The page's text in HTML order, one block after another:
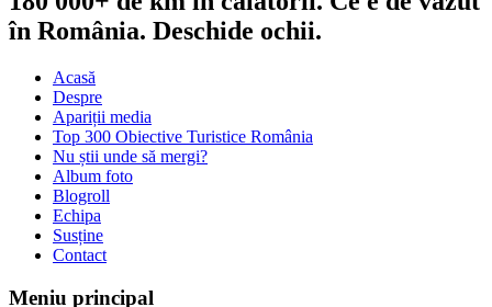
în România. Deschide ochii.
Acasă
Despre
Apariții media
Top 300 Obiective Turistice România
Nu știi unde să mergi?
Album foto
Blogroll
Echipa
Susține
Contact
Meniu principal